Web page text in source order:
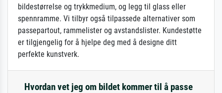
bildestørrelse og trykkmedium, og legg til glass eller
spennramme. Vi tilbyr også tilpassede alternativer som
passepartout, rammelister og avstandslister. Kundestøtte
er tilgjengelig for å hjelpe deg med å designe ditt
perfekte kunstverk.
Hvordan vet jeg om bildet kommer til å passe